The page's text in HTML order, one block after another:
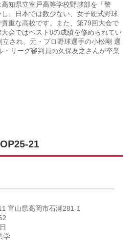
知県立室戸高等学校野球部を「警
、日本では数少ない、女子硬式野球
重な高校です。また、第79回大会で
会ではベスト8の成績を修められてい
立され、元・プロ野球選手の小松剛 選
・リーグ審判員の久保友之さんが卒業
21
富山県高岡市石瀬281-1
学